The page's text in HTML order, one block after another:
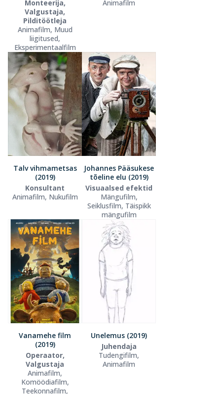
Monteerija,
Valgustaja,
Pilditöötleja
Animafilm, Muud
liigitused,
Eksperimentaalfilm
Animafilm
Talv vihmametsas
(2019)
Konsultant
Animafilm, Nukufilm
Johannes Pääsukese
tõeline elu (2019)
Visuaalsed efektid
Mängufilm,
Seiklusfilm, Täispikk
mängufilm
Vanamehe film
(2019)
Operaator,
Valgustaja
Animafilm,
Komöödiafilm,
Teekonnafilm,
Unelemus (2019)
Juhendaja
Tudengifilm,
Animafilm